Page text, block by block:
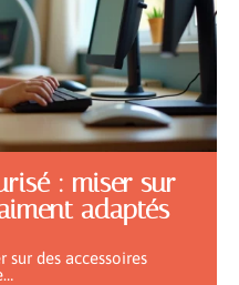
: miser sur
adaptés
sur des accessoires
…